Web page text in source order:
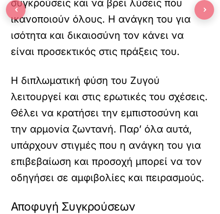
συγκρούσεις και να βρει λύσεις που
ικανοποιούν όλους. Η ανάγκη του για
ισότητα και δικαιοσύνη τον κάνει να
είναι προσεκτικός στις πράξεις του.
Η διπλωματική φύση του Ζυγού
λειτουργεί και στις ερωτικές του σχέσεις.
Θέλει να κρατήσει την εμπιστοσύνη και
την αρμονία ζωντανή. Παρ’ όλα αυτά,
υπάρχουν στιγμές που η ανάγκη του για
επιβεβαίωση και προσοχή μπορεί να τον
οδηγήσει σε αμφιβολίες και πειρασμούς.
Αποφυγή Συγκρούσεων
‹ ›